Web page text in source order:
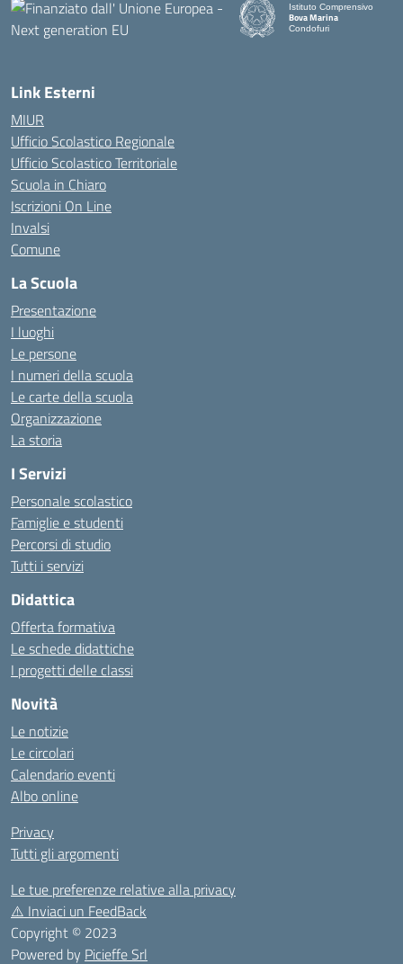
Istituto Comprensivo
Bova Marina
Condofuri
Link Esterni
MIUR
Ufficio Scolastico Regionale
Ufficio Scolastico Territoriale
Scuola in Chiaro
Iscrizioni On Line
Invalsi
Comune
La Scuola
Presentazione
I luoghi
Le persone
I numeri della scuola
Le carte della scuola
Organizzazione
La storia
I Servizi
Personale scolastico
Famiglie e studenti
Percorsi di studio
Tutti i servizi
Didattica
Offerta formativa
Le schede didattiche
I progetti delle classi
Novità
Le notizie
Le circolari
Calendario eventi
Albo online
Privacy
Tutti gli argomenti
Le tue preferenze relative alla privacy
⚠️ Inviaci un FeedBack
Copyright © 2023
Powered by Picieffe Srl